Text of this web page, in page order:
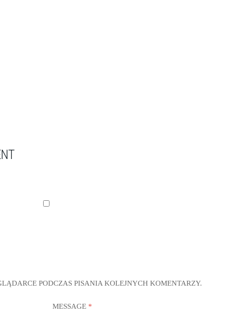
PODCZAS PISANIA KOLEJNYCH KOMENTARZY.
MESSAGE *